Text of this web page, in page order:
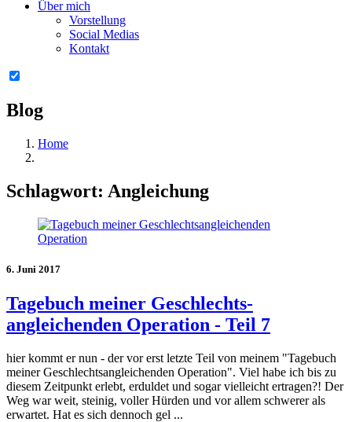
Über mich
Vorstellung
Social Medias
Kontakt
Blog
Home
Schlagwort: Angleichung
6. Juni 2017
Tagebuch meiner Geschlechts-
angleichenden Operation - Teil 7
hier kommt er nun - der vor erst letzte Teil von meinem "Tagebuch
meiner Geschlechtsangleichenden Operation". Viel habe ich bis zu
diesem Zeitpunkt erlebt, erduldet und sogar vielleicht ertragen?! Der
Weg war weit, steinig, voller Hürden und vor allem schwerer als
erwartet. Hat es sich dennoch gel ...